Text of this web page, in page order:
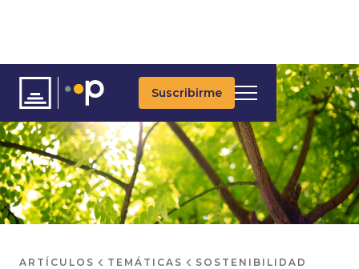
Suscribirme
ARTÍCULOS TEMÁTICAS SOSTENIBILIDAD